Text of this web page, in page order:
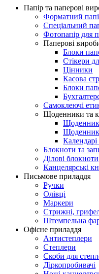
Папір та паперові
Форматний
Спеціальний
Фотопапір для
Паперові
Блоки
Стікери
Цінники
Касова
Блоки
Самоклеючі
Щоденники та
Календарі
Блокноти та
Ділові блокноти
Канцелярські
Письмове приладдя
Ручки
Олівці
Маркери
Стрижні,
Штемпельна
Офісне приладдя
Антистеплери
Степлери
Скоби для
Діркопробивачі